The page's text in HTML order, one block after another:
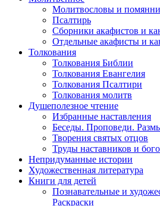
Молитвословы и
Псалтирь
Сборники акафистов и
Отдельные акафисты и
Толкования
Толкования Библии
Толкования Евангелия
Толкования Псалтири
Толкования молитв
Душеполезное чтение
Избранные наставления
Беседы. Проповеди.
Творения святых отцов
Труды наставников и
Непридуманные истории
Художественная литература
Книги для детей
Познавательные и
Раскраски